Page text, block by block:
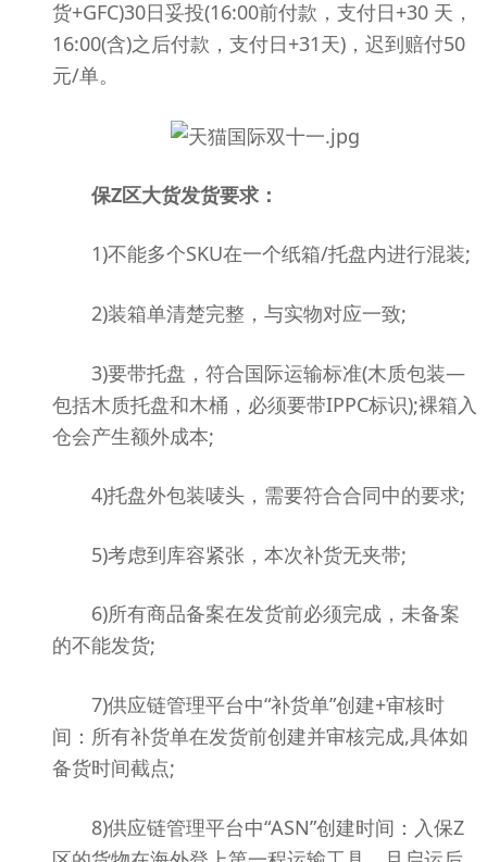
货+GFC)30日妥投(16:00前付款，支付日+30 天，
16:00(含)之后付款，支付日+31天)，迟到赔付50
元/单。
保Z区大货发货要求：
1)不能多个SKU在一个纸箱/托盘内进行混装;
2)装箱单清楚完整，与实物对应一致;
3)要带托盘，符合国际运输标准(木质包装—
包括木质托盘和木桶，必须要带IPPC标识);裸箱入
仓会产生额外成本;
4)托盘外包装唛头，需要符合合同中的要求;
5)考虑到库容紧张，本次补货无夹带;
6)所有商品备案在发货前必须完成，未备案
的不能发货;
7)供应链管理平台中“补货单”创建+审核时
间：所有补货单在发货前创建并审核完成,具体如
备货时间截点;
8)供应链管理平台中“ASN”创建时间：入保Z